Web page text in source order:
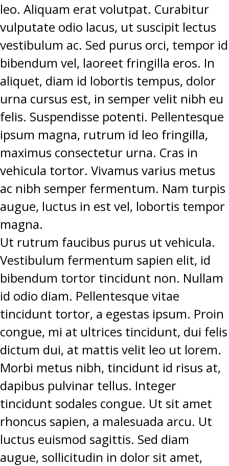
leo. Aliquam erat volutpat. Curabitur
vulputate odio lacus, ut suscipit lectus
vestibulum ac. Sed purus orci, tempor id
bibendum vel, laoreet fringilla eros. In
aliquet, diam id lobortis tempus, dolor
urna cursus est, in semper velit nibh eu
felis. Suspendisse potenti. Pellentesque
ipsum magna, rutrum id leo fringilla,
maximus consectetur urna. Cras in
vehicula tortor. Vivamus varius metus
ac nibh semper fermentum. Nam turpis
augue, luctus in est vel, lobortis tempor
magna.
Ut rutrum faucibus purus ut vehicula.
Vestibulum fermentum sapien elit, id
bibendum tortor tincidunt non. Nullam
id odio diam. Pellentesque vitae
tincidunt tortor, a egestas ipsum. Proin
congue, mi at ultrices tincidunt, dui felis
dictum dui, at mattis velit leo ut lorem.
Morbi metus nibh, tincidunt id risus at,
dapibus pulvinar tellus. Integer
tincidunt sodales congue. Ut sit amet
rhoncus sapien, a malesuada arcu. Ut
luctus euismod sagittis. Sed diam
augue, sollicitudin in dolor sit amet,